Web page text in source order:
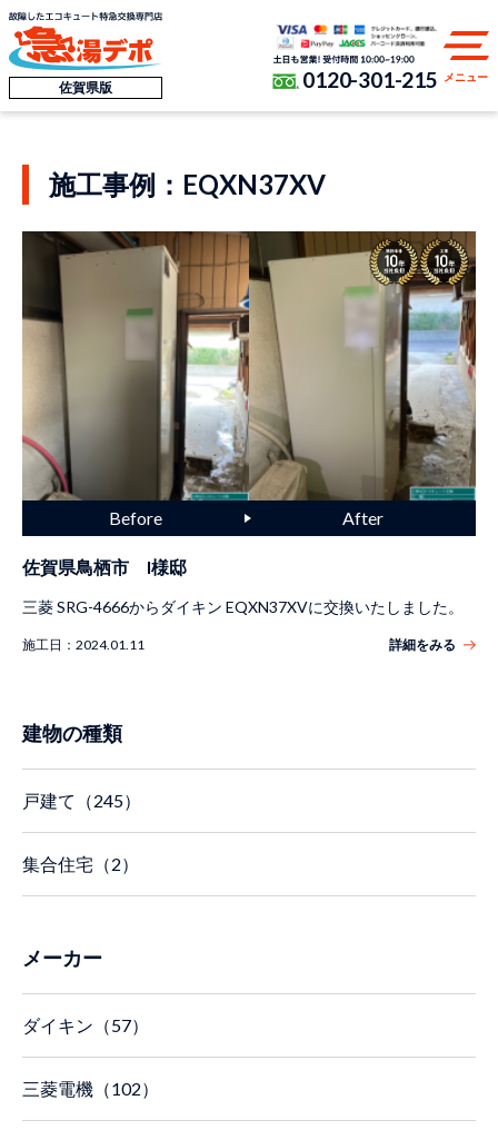
佐賀県版 0120-301-215 メニュー
施工事例：EQXN37XV
佐賀県鳥栖市 I様邸
三菱 SRG-4666からダイキン EQXN37XVに交換いたしました。
施工日： 2024.01.11 詳細をみる
建物の種類
戸建て（245）
集合住宅（2）
メーカー
ダイキン（57）
三菱電機（102）